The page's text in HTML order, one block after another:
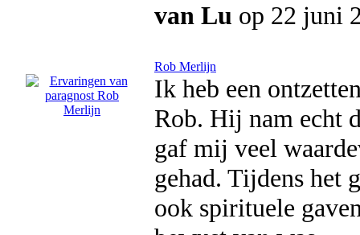
van Lu op 22 juni
Rob Merlijn
Ik heb een
Rob. Hij nam echt
gaf mij veel
gehad. Tijdens
ook spirituele